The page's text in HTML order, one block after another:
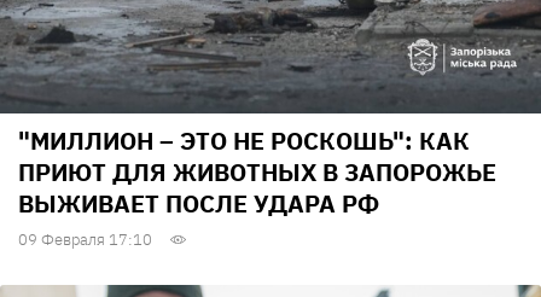
"МИЛЛИОН – ЭТО НЕ РОСКОШЬ": КАК
ПРИЮТ ДЛЯ ЖИВОТНЫХ В ЗАПОРОЖЬЕ
ВЫЖИВАЕТ ПОСЛЕ УДАРА РФ
09 Февраля 17:10